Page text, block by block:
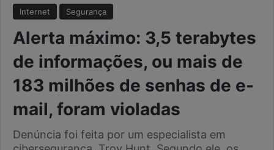
Internet Segurança
Alerta máximo: 3,5 terabytes
de informações, ou mais de
183 milhões de senhas de e-
mail, foram violadas
Denúncia foi feita por um especialista em